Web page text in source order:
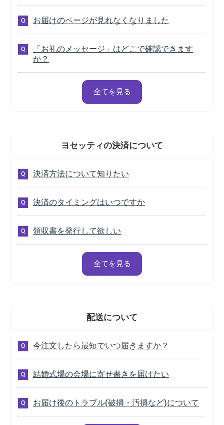
お届けのページが見れなくなりました
「お礼のメッセージ」はどこで確認できます
か？
全てを見る
ヨセッティの決済について
決済方法について知りたい
決済のタイミングはいつですか
領収書を発行して欲しい
全てを見る
配送について
今注文したら最短でいつ届きますか？
結婚式場の会場に寄せ書きを届けたい
お届け後のトラブル(破損・汚損など)について